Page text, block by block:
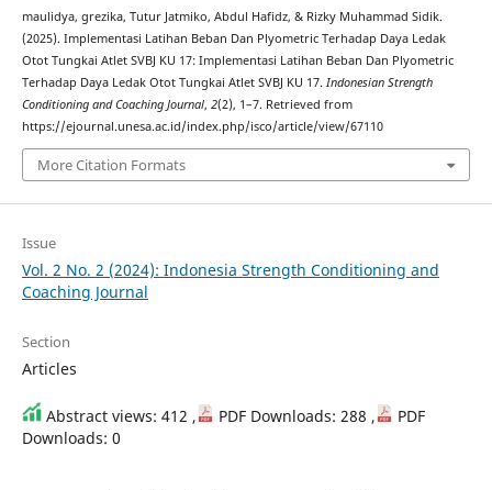
maulidya, grezika, Tutur Jatmiko, Abdul Hafidz, & Rizky Muhammad Sidik.
(2025). Implementasi Latihan Beban Dan Plyometric Terhadap Daya Ledak
Otot Tungkai Atlet SVBJ KU 17: Implementasi Latihan Beban Dan Plyometric
Terhadap Daya Ledak Otot Tungkai Atlet SVBJ KU 17. Indonesian Strength
Conditioning and Coaching Journal, 2(2), 1–7. Retrieved from
https://ejournal.unesa.ac.id/index.php/isco/article/view/67110
More Citation Formats
Issue
Vol. 2 No. 2 (2024): Indonesia Strength Conditioning and
Coaching Journal
Section
Articles
Abstract views: 412 , PDF Downloads: 288 ,
PDF
Downloads: 0